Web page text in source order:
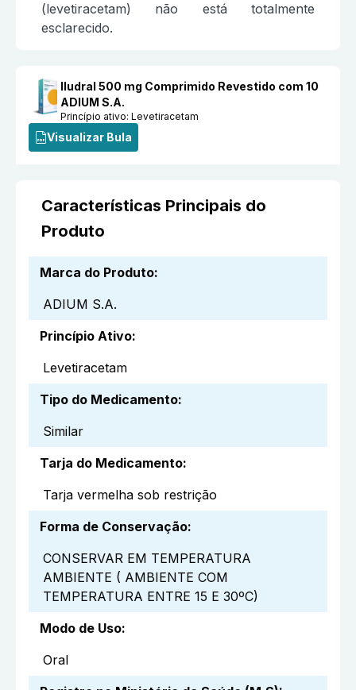
(levetiracetam) não está totalmente
esclarecido.
Iludral 500 mg Comprimido Revestido com 10
ADIUM S.A.
Princípio ativo:Levetiracetam
Visualizar Bula
Características Principais do
Produto
Marca do Produto:
ADIUM S.A.
Princípio Ativo:
Levetiracetam
Tipo do Medicamento:
Similar
Tarja do Medicamento:
Tarja vermelha sob restrição
Forma de Conservação:
CONSERVAR EM TEMPERATURA
AMBIENTE ( AMBIENTE COM
TEMPERATURA ENTRE 15 E 30ºC)
Modo de Uso:
Oral